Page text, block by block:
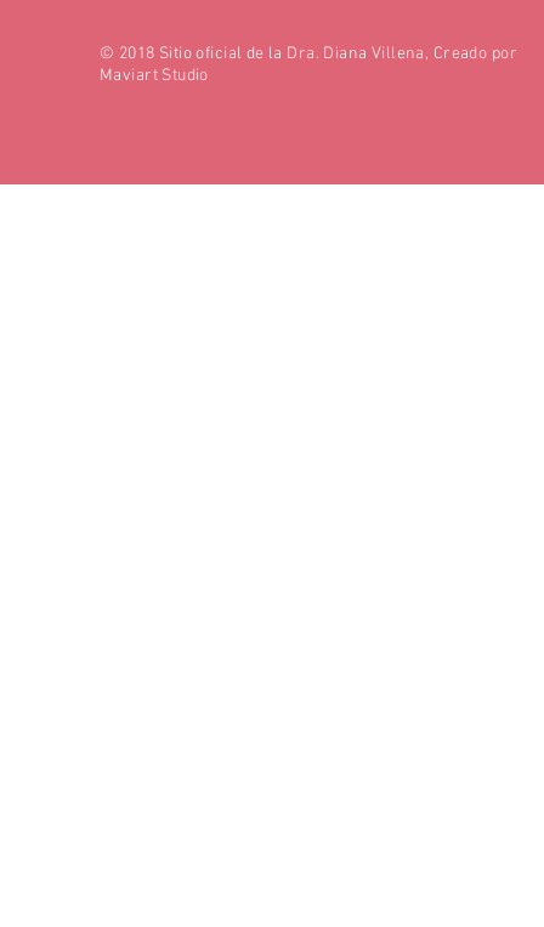
© 2018 Sitio oficial de la Dra. Diana Villena, Creado por
Maviart Studio